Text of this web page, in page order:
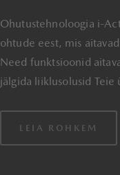
Ohutustehnoloogia i-
ohtude eest, mis
Need funktsioonid
jälgida liiklusolusid Teie
LEIA ROHKEM